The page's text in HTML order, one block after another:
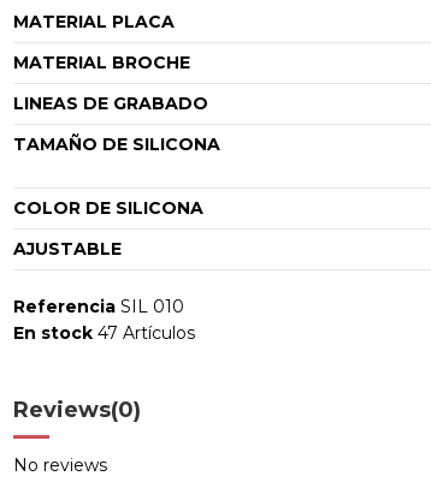
MATERIAL PLACA
MATERIAL BROCHE
LINEAS DE GRABADO
TAMAÑO DE SILICONA
COLOR DE SILICONA
AJUSTABLE
Referencia SIL 010
En stock 47 Artículos
Reviews(0)
No reviews